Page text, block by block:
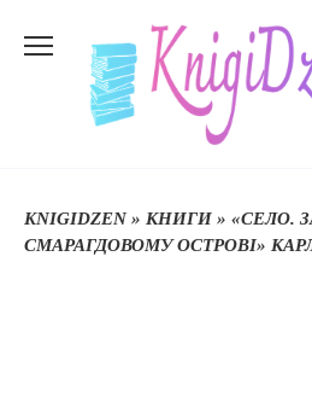
до
KNIGIDZEN» КНИГИ » «СЕЛО.
СМАРАГДОВОМУ ОСТРОВІ»